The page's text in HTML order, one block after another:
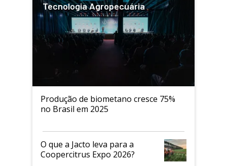
Tecnologia Agropecuária
Produção de biometano cresce 75%
no Brasil em 2025
O que a Jacto leva para a
Coopercitrus Expo 2026?